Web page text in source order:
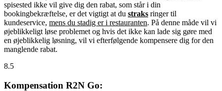
spisested ikke vil give dig den rabat, som står i din
bookingbekræftelse, er det vigtigt at du straks ringer til
kundeservice, mens du stadig er i restauranten. På denne måde vil vi
øjeblikkeligt løse problemet og hvis det ikke kan lade sig gøre med
en øjeblikkelig løsning, vil vi efterfølgende kompensere dig for den
manglende rabat.
8.5
Kompensation R2N Go: